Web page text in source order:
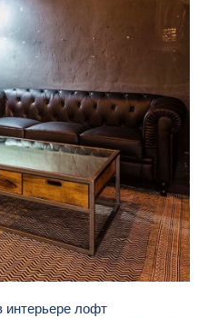
интерьере лофт